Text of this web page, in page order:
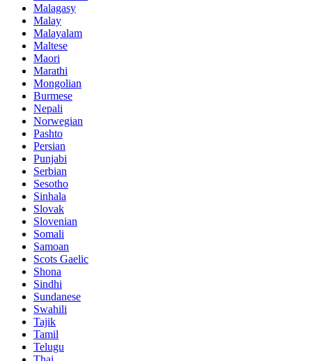
Malagasy
Malay
Malayalam
Maltese
Maori
Marathi
Mongolian
Burmese
Nepali
Norwegian
Pashto
Persian
Punjabi
Serbian
Sesotho
Sinhala
Slovak
Slovenian
Somali
Samoan
Scots Gaelic
Shona
Sindhi
Sundanese
Swahili
Tajik
Tamil
Telugu